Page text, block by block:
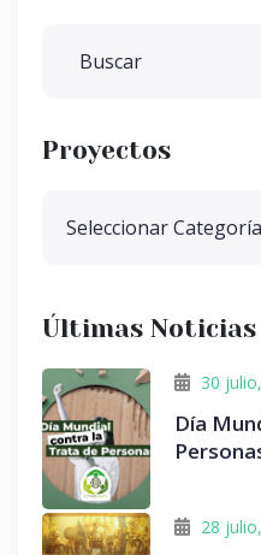
Proyectos
Últimas Noticias
30
Día
28